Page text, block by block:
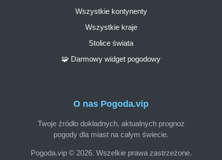
O nas Pogoda.vip
Twoje źródło dokładnych, aktualnych prognoz
pogody dla miast na całym świecie.
Pogoda.vip © 2026. Wszelkie prawa zastrzeżone.
Wszystkie kontynenty
Wszystkie kraje
Stolice świata
🧩 Darmowy widget pogodowy